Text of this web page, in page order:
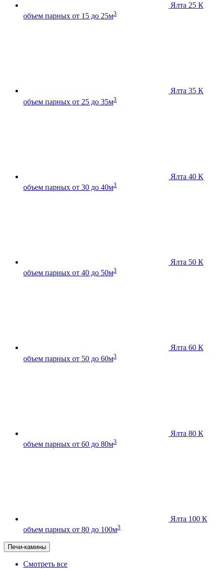
Ялта 25 К
объем парных от 15 до 25м3
Ялта 35 К
объем парных от 25 до 35м3
Ялта 40 К
объем парных от 30 до 40м3
Ялта 50 К
объем парных от 40 до 50м3
Ялта 60 К
объем парных от 50 до 60м3
Ялта 80 К
объем парных от 60 до 80м3
Ялта 100 К
объем парных от 80 до 100м3
Печи-камины
Смотреть все